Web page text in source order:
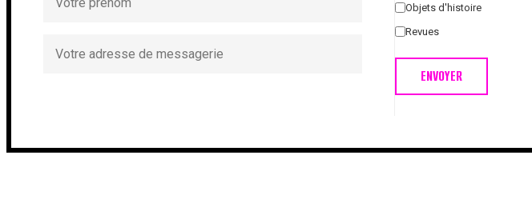
Objets d'histoire
Revues
ENVOYER